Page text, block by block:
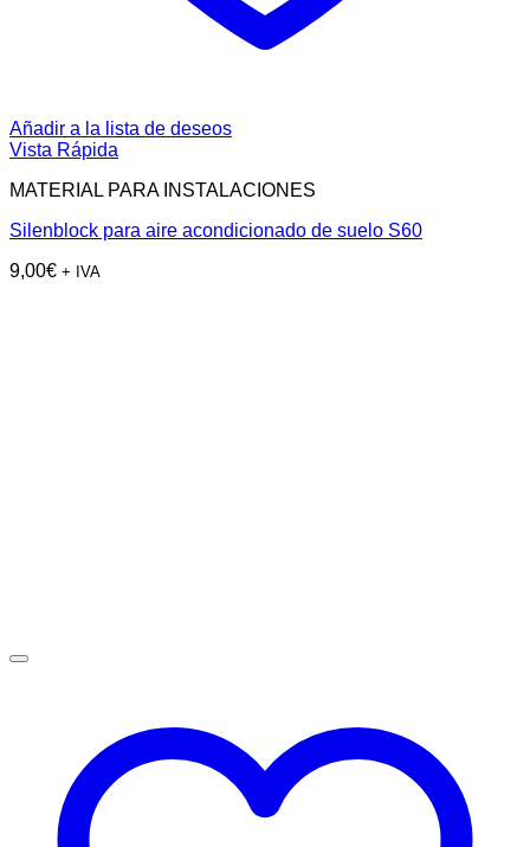
Añadir a la lista de deseos
Vista Rápida
MATERIAL PARA INSTALACIONES
Silenblock para aire acondicionado de suelo S60
9,00€ + IVA